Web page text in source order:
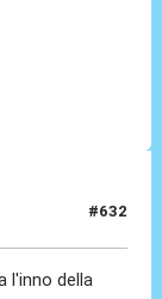
#632
l'inno della